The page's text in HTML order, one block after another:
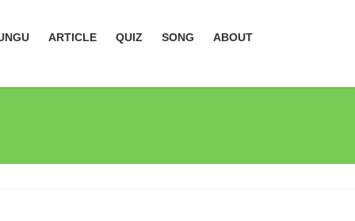
ARTICLE QUIZ SONG ABOUT